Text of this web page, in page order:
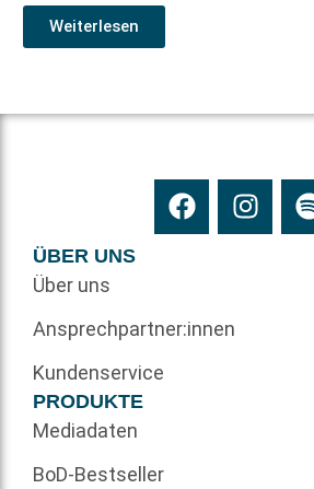
Weiterlesen
ÜBER UNS
Über uns
Ansprechpartner:innen
Kundenservice
PRODUKTE
Mediadaten
BoD-Bestseller